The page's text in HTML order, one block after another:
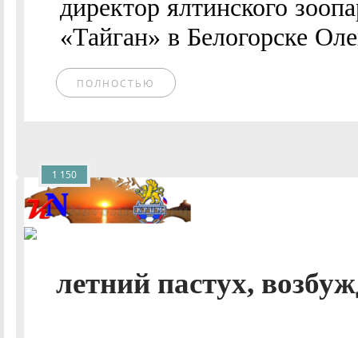
директор ялтинского
«Тайган» в Белогорске
ПОЛНОСТЬЮ
летний пастух,
1 150